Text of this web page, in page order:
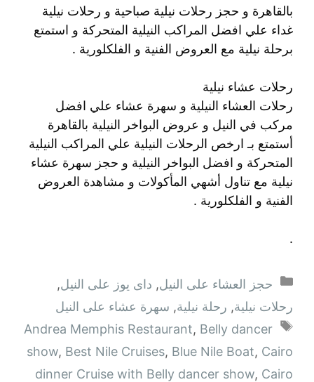
بالقاهرة و حجز رحلات نيلية صباحية و رحلات نيلية
غداء علي افضل المراكب النيلية المتحركة و استمتع
برحلة نيلية مع العروض الفنية و الفلكلورية .
رحلات عشاء نيلية
رحلات العشاء النيلية و سهرة عشاء علي افضل
مركب في النيل و عروض البواخر النيلية بالقاهرة
أستمتع بـ ارخص الرحلات النيلية علي المراكب النيلية
المتحركة و افضل البواخر النيلية و حجز سهرة عشاء
نيلية مع تناول أشهي المأكولات و مشاهدة العروض
الفنية و الفلكلورية .
.
التصنيفات
حجز العشاء على النيل, داى يوز على النيل,
رحلات نيلية, رحلة نيلية, سهرة عشاء على النيل
الوسوم
Andrea Memphis Restaurant, Belly dancer
show, Best Nile Cruises, Blue Nile Boat, Cairo
dinner Cruise with Belly dancer show, Cairo